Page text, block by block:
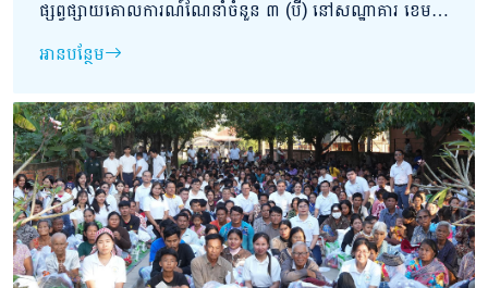
ផ្សព្វផ្សាយគោលការណ៍ណែនាំចំនួន ៣ (បី) នៅសណ្ឋាគារ ខេមរា
អង្គរ និងស្ប៉ា ខេត្តសៀមរាប។
អានបន្ថែម